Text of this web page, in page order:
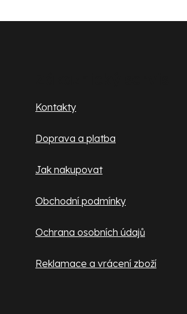
Kontakty
Doprava a platba
Jak nakupovat
Obchodní podmínky
Ochrana osobních údajů
Reklamace a vrácení zboží